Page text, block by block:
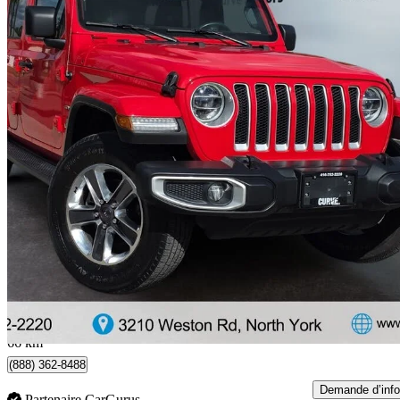
2020 Jeep Wrangler
Unlimited Sahara 4WD111 000 km
26 770 $ Affaire
543 $/mois env.
North York, ON
66 km
(888) 362-8488
Demande d’info